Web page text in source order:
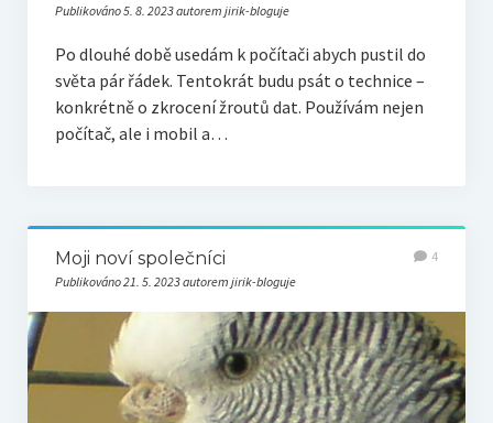
Publikováno 5. 8. 2023 autorem jirik-bloguje
Po dlouhé době usedám k počítači abych pustil do
světa pár řádek. Tentokrát budu psát o technice –
konkrétně o zkrocení žroutů dat. Používám nejen
počítač, ale i mobil a…
Moji noví společníci
Publikováno 21. 5. 2023 autorem jirik-bloguje
4